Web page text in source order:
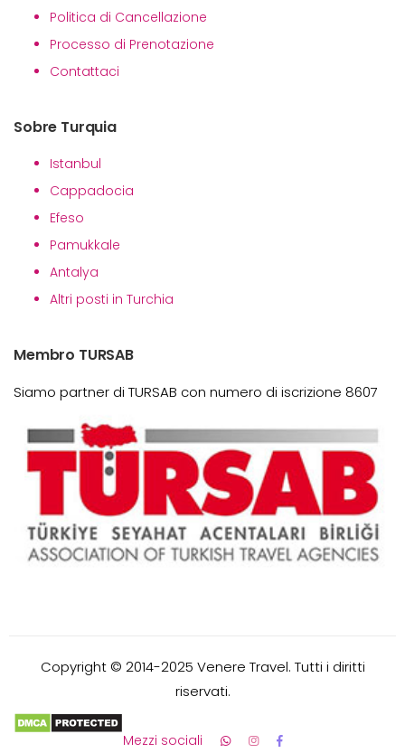
Politica di Cancellazione
Processo di Prenotazione
Contattaci
Sobre Turquia
Istanbul
Cappadocia
Efeso
Pamukkale
Antalya
Altri posti in Turchia
Membro TURSAB
Siamo partner di TURSAB con numero di iscrizione 8607
Copyright © 2014-2025 Venere Travel. Tutti i diritti
riservati.
Mezzi sociali